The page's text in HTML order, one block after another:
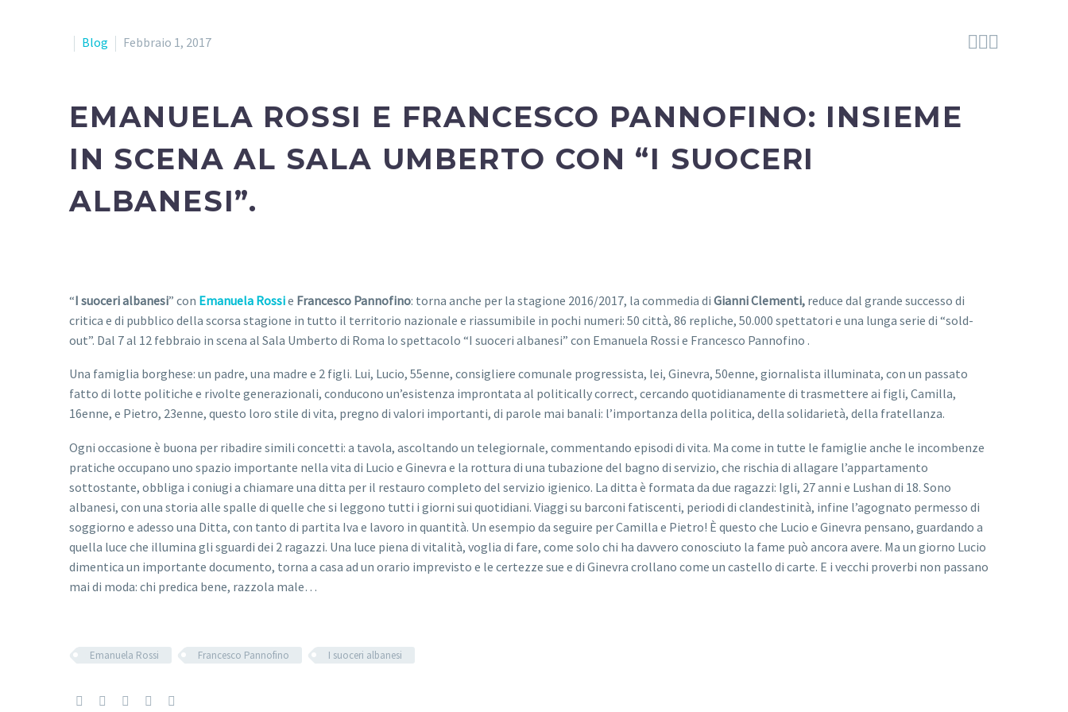

Blog Febbraio 1, 2017
EMANUELA ROSSI E FRANCESCO PANNOFINO: INSIEME
IN SCENA AL SALA UMBERTO CON “I SUOCERI
ALBANESI”.
“I suoceri albanesi” con Emanuela Rossie Francesco Pannofino: torna anche per la stagione 2016/2017, la commedia di Gianni Clementi, reduce dal grande successo di
critica e di pubblico della scorsa stagione in tutto il territorio nazionale e riassumibile in pochi numeri: 50 città, 86 repliche, 50.000 spettatori e una lunga serie di “sold-
out”. Dal 7 al 12 febbraio in scena al Sala Umberto di Roma lo spettacolo “I suoceri albanesi” con Emanuela Rossi e Francesco Pannofino .
Una famiglia borghese: un padre, una madre e 2 figli. Lui, Lucio, 55enne, consigliere comunale progressista, lei, Ginevra, 50enne, giornalista illuminata, con un passato
fatto di lotte politiche e rivolte generazionali, conducono un’esistenza improntata al politically correct, cercando quotidianamente di trasmettere ai figli, Camilla,
16enne, e Pietro, 23enne, questo loro stile di vita, pregno di valori importanti, di parole mai banali: l’importanza della politica, della solidarietà, della fratellanza.
Ogni occasione è buona per ribadire simili concetti: a tavola, ascoltando un telegiornale, commentando episodi di vita. Ma come in tutte le famiglie anche le incombenze
pratiche occupano uno spazio importante nella vita di Lucio e Ginevra e la rottura di una tubazione del bagno di servizio, che rischia di allagare l’appartamento
sottostante, obbliga i coniugi a chiamare una ditta per il restauro completo del servizio igienico. La ditta è formata da due ragazzi: Igli, 27 anni e Lushan di 18. Sono
albanesi, con una storia alle spalle di quelle che si leggono tutti i giorni sui quotidiani. Viaggi su barconi fatiscenti, periodi di clandestinità, infine l’agognato permesso di
soggiorno e adesso una Ditta, con tanto di partita Iva e lavoro in quantità. Un esempio da seguire per Camilla e Pietro! È questo che Lucio e Ginevra pensano, guardando a
quella luce che illumina gli sguardi dei 2 ragazzi. Una luce piena di vitalità, voglia di fare, come solo chi ha davvero conosciuto la fame può ancora avere. Ma un giorno Lucio
dimentica un importante documento, torna a casa ad un orario imprevisto e le certezze sue e di Ginevra crollano come un castello di carte. E i vecchi proverbi non passano
mai di moda: chi predica bene, razzola male…
Emanuela Rossi Francesco Pannofino I suoceri albanesi